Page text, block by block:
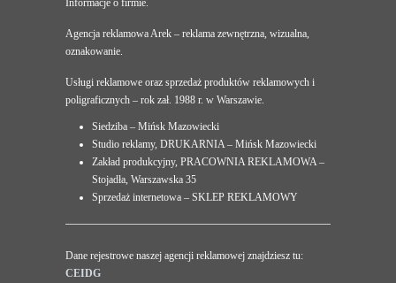
Agencja reklamowa Arek – reklama zewnętrzna, wizualna,
oznakowanie.
Usługi reklamowe oraz sprzedaż produktów reklamowych i
poligraficznych – rok zał. 1988 r. w Warszawie.
Siedziba – Mińsk Mazowiecki
Studio reklamy, DRUKARNIA – Mińsk Mazowiecki
Zakład produkcyjny, PRACOWNIA REKLAMOWA –
Stojadła, Warszawska 35
Sprzedaż internetowa – SKLEP REKLAMOWY
Dane rejestrowe naszej agencji reklamowej znajdziesz tu:
CEIDG